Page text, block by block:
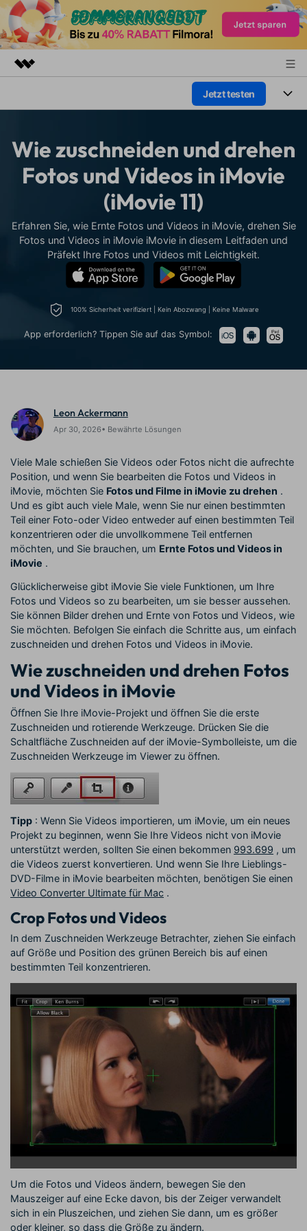
Dienstprogramme
Überblick
Lösungen
Shop
Jetzt testen
Plattformen
Funktionen
Audio
Soziale Medien
Marketing & Business
Lifestyle & Spaß
Ressourcen
Video-Prompts
Über 100 heiße Video-
Prompts – schnell ähnliche
Videos erstellen
Meisterkurs
Beherrschen Sie
Videobearbeitungsfähigkeiten
erweitern Sie Ihre
Videobearbeitungs-
Fähigkeiten mit Filmora
können
Creator
Monetarisierungs-
Programm
Monetarisieren Sie
Ihren Einfluss mit Filmora
Freunde-werben-
Programm
An Freunde empfehlen,
Belohnungen erhalten
Empfohlene Inhalte
Hilfe-Center
Wir helfen Ihnen gerne weiter
Kundengeschichten
Erfahren Sie, wie unsere
Partnerprogramm
Entdecken Sie
Partnerschaften auf
Support
Lernen
KAUFEN Anmelden
Suchen
Wie zuschneiden und drehen
Fotos und Videos in iMovie
(iMovie 11)
Erfahren Sie, wie Ernte Fotos und Videos in iMovie, drehen Sie
Fotos und Videos in iMovie iMovie in diesem Leitfaden und
Präfekt Ihre Fotos und Videos mit Leichtigkeit.
100% Sicherheit verifiziert | Kein Abozwang | Keine Malware
App erforderlich? Tippen Sie auf das Symbol:
Leon Ackermann
Apr 30, 2026• Bewährte Lösungen
Viele Male schießen Sie Videos oder Fotos nicht die aufrechte
Position, und wenn Sie bearbeiten die Fotos und Videos in
iMovie, möchten Sie Fotos und Filme in iMovie zu drehen .
Und es gibt auch viele Male, wenn Sie nur einen bestimmten
Teil einer Foto-oder Video entweder auf einen bestimmten Teil
konzentrieren oder die unvollkommene Teil entfernen
möchten, und Sie brauchen, um Ernte Fotos und Videos in
iMovie .
Glücklicherweise gibt iMovie Sie viele Funktionen, um Ihre
Fotos und Videos so zu bearbeiten, um sie besser aussehen.
Sie können Bilder drehen und Ernte von Fotos und Videos, wie
Sie möchten. Befolgen Sie einfach die Schritte aus, um einfach
zuschneiden und drehen Fotos und Videos in iMovie.
Wie zuschneiden und drehen Fotos
und Videos in iMovie
Öffnen Sie Ihre iMovie-Projekt und öffnen Sie die erste
Zuschneiden und rotierende Werkzeuge. Drücken Sie die
Schaltfläche Zuschneiden auf der iMovie-Symbolleiste, um die
Zuschneiden Werkzeuge im Viewer zu öffnen.
Tipp : Wenn Sie Videos importieren, um iMovie, um ein neues
Projekt zu beginnen, wenn Sie Ihre Videos nicht von iMovie
unterstützt werden, sollten Sie einen bekommen 993.699 , um
die Videos zuerst konvertieren. Und wenn Sie Ihre Lieblings-
DVD-Filme in iMovie bearbeiten möchten, benötigen Sie einen
Video Converter Ultimate für Mac .
Crop Fotos und Videos
In dem Zuschneiden Werkzeuge Betrachter, ziehen Sie einfach
auf Größe und Position des grünen Bereich bis auf einen
bestimmten Teil konzentrieren.
Um die Fotos und Videos ändern, bewegen Sie den
Mauszeiger auf eine Ecke davon, bis der Zeiger verwandelt
sich in ein Pluszeichen, und ziehen Sie dann, um es größer
oder kleiner, so dass die Größe zu ändern.